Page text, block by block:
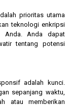
prioritas utama
teknologi enkripsi
Anda. Anda dapat
tentang potensi
adalah kunci.
sepanjang waktu,
atau memberikan